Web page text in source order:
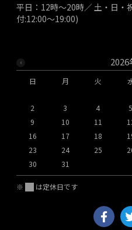
2026
日 月 火
2
3 4 5
9
10 11
16
17 18
23
24 25
30
31
※ は定休日です
平日：12時～20時／ 土・日
付:12:00～19:00)